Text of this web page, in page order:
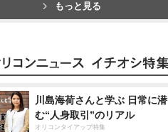
もっと見る
川島海荷さんと学ぶ 日常に潜
む“人身取引”のリアル
オリコンタイアップ特集